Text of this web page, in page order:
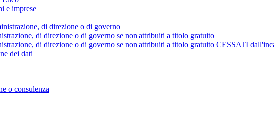
e imprese
di direzione o di governo
di direzione o di governo se non attribuiti a titolo gratuito
di direzione o di governo se non attribuiti a titolo gratuito CESSATI
dei dati
o consulenza